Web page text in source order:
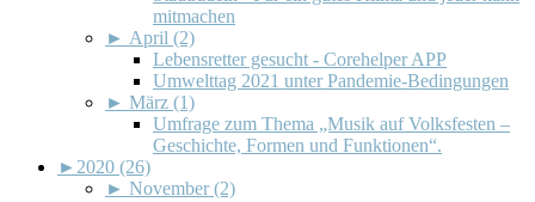
mitmachen
► April (2)
Lebensretter gesucht - Corehelper APP
Umwelttag 2021 unter Pandemie-Bedingungen
► März (1)
Umfrage zum Thema „Musik auf Volksfesten –
Geschichte, Formen und Funktionen“.
► 2020 (26)
► November (2)